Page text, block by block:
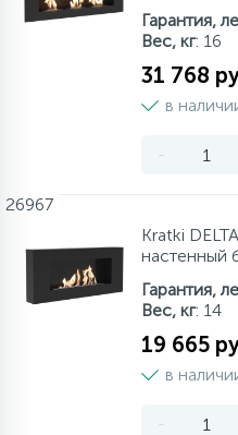
Гарантия,
Вес, кг: 16
31 768
в
-
26967
Kratki
настенный
Гарантия,
Вес, кг: 14
19 665
в
-